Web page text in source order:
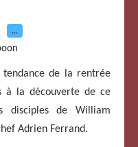
…
tendance de la rentrée
à la découverte de ce
disciples de William
Adrien Ferrand.